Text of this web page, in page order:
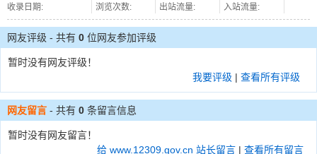
收录日期: 浏览次数: 出站流量: 入站流量:
网友评级 - 共有 0 位网友参加评级
暂时没有网友评级！
我要评级 | 查看所有评级
网友留言 - 共有 0 条留言信息
暂时没有网友留言！
给 www.12309.gov.cn 站长留言 | 查看所有留言